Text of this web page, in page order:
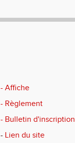
- Affiche
- Règlement
- Bulletin d'inscription
- Lien du site